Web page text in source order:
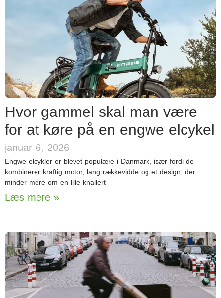
Hvor gammel skal man være
for at køre på en engwe elcykel
januar 6, 2026
Engwe elcykler er blevet populære i Danmark, især fordi de
kombinerer kraftig motor, lang rækkevidde og et design, der
minder mere om en lille knallert
Læs mere »